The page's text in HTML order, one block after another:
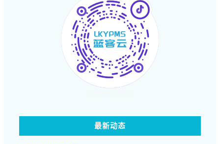
最新动态